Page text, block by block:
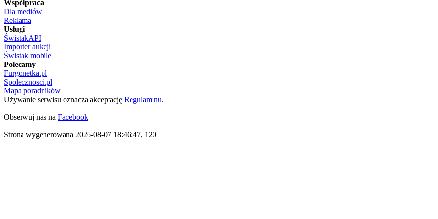
Współpraca
Dla mediów
Reklama
Usługi
ŚwistakAPI
Importer aukcji
Świstak mobile
Polecamy
Furgonetka.pl
Spolecznosci.pl
Mapa poradników
Używanie serwisu oznacza akceptację Regulaminu.
Obserwuj nas na Facebook
Strona wygenerowana 2026-08-07 18:46:47, 120